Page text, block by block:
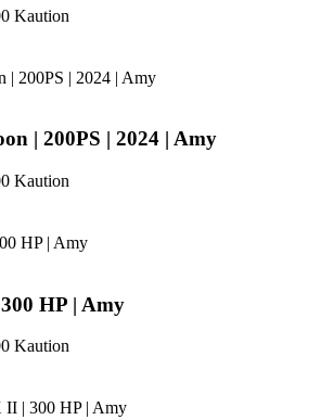
Kaution
| 200PS | 2024 | Amy
Kaution
HP | Amy
Kaution